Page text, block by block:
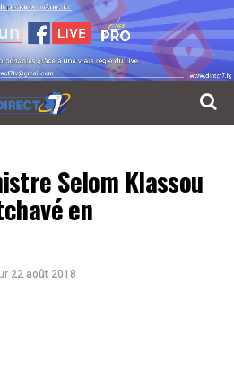
Selom Klassou
en
22 août 2018